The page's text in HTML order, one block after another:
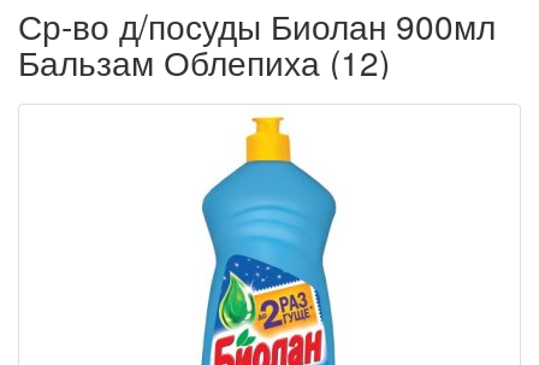
Ср-во д/посуды Биолан 900мл
Бальзам Облепиха (12)